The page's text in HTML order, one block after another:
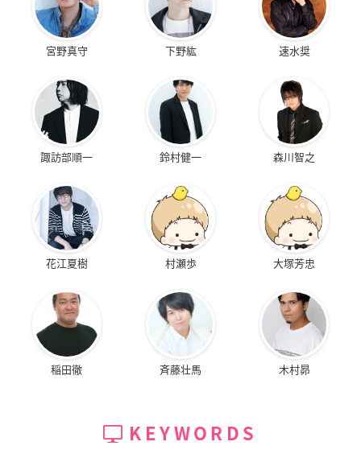
宮野真守 下野紘 速水奨
諏訪部順一 鈴村健一 森川智之
花江夏樹 村瀬歩 大塚芳忠
稲田徹 斉藤壮馬 木村昴
KEYWORDS